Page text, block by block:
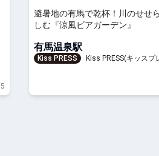
5
避暑地の有馬で乾杯！川のせせ
しむ『涼風ビアガーデン』
有馬温泉駅
Kiss PRESS
Kiss PRESS(キッスプ